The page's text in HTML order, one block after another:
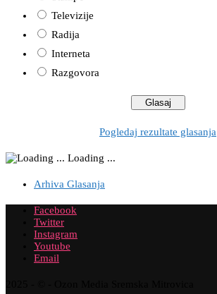
Televizije
Radija
Interneta
Razgovora
Pogledaj rezultate glasanja
Loading ...
Arhiva Glasanja
Facebook
Twitter
Instagram
Youtube
Email